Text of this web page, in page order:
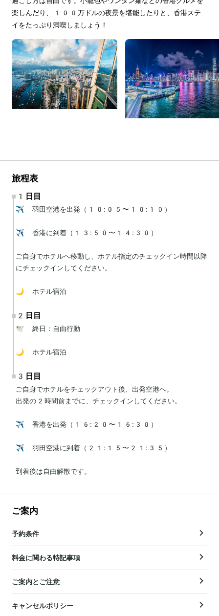
楽しんだり、100万ドルの夜景を堪能したりと、香港ステ
イをたっぷり満喫しましょう！
旅程表
1日目
✈️ 羽田空港を出発（10:05〜10:10）
✈️ 香港に到着（13:50〜14:30）
ご自身でホテルへ移動し、ホテル指定のチェックイン時間以降
にチェックインしてください。
🌙 ホテル宿泊
2日目
🕊 終日：自由行動
🌙 ホテル宿泊
3日目
ご自身でホテルをチェックアウト後、出発空港へ。
出発の2時間前までに、チェックインしてください。
✈️ 香港を出発（16:20〜16:30）
✈️ 羽田空港に到着（21:15〜21:35）
到着後は自由解散です。
ご案内
予約条件
料金に関わる特記事項
ご案内とご注意
キャンセルポリシー